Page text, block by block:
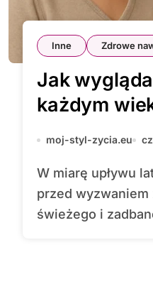
Inne Zdrowe
Jak
każdym
moj-styl-zycia.eu
W miarę upływu lat każdy z nas staje
przed wyzwaniem
świeżego i